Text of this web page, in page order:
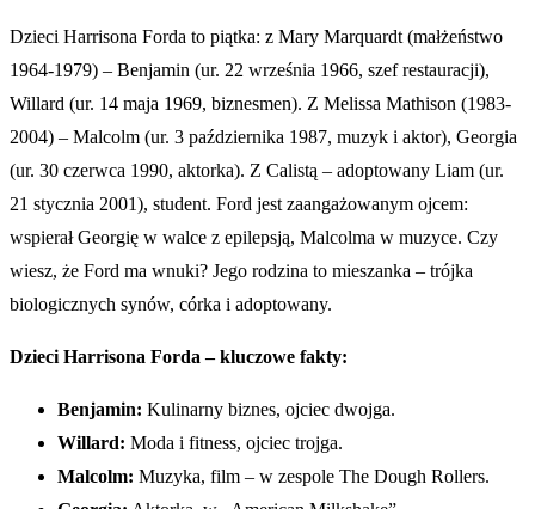
Dzieci Harrisona Forda to piątka: z Mary Marquardt (małżeństwo
1964-1979) – Benjamin (ur. 22 września 1966, szef restauracji),
Willard (ur. 14 maja 1969, biznesmen). Z Melissa Mathison (1983-
2004) – Malcolm (ur. 3 października 1987, muzyk i aktor), Georgia
(ur. 30 czerwca 1990, aktorka). Z Calistą – adoptowany Liam (ur.
21 stycznia 2001), student. Ford jest zaangażowanym ojcem:
wspierał Georgię w walce z epilepsją, Malcolma w muzyce. Czy
wiesz, że Ford ma wnuki? Jego rodzina to mieszanka – trójka
biologicznych synów, córka i adoptowany.
Dzieci Harrisona Forda – kluczowe fakty:
Benjamin: Kulinarny biznes, ojciec dwojga.
Willard: Moda i fitness, ojciec trojga.
Malcolm: Muzyka, film – w zespole The Dough Rollers.